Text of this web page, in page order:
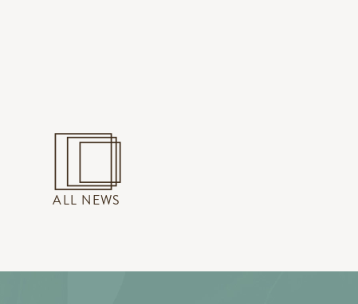
ALL NEWS